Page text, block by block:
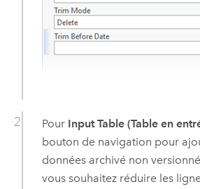
Pour Input Table (Table en
bouton de navigation pour
données archivé non
vous souhaitez réduire les